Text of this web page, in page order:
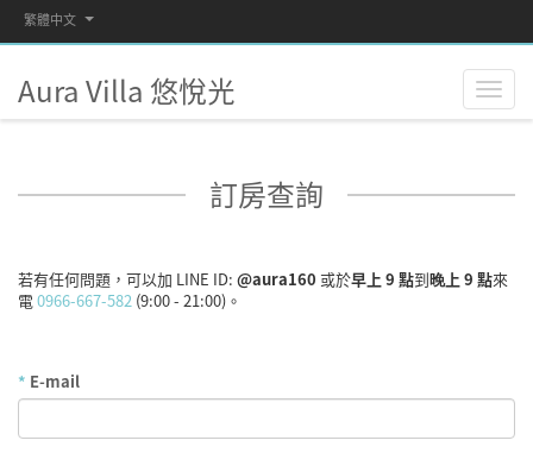
繁體中文
Aura Villa 悠悅光
訂房查詢
若有任何問題，可以加 LINE ID: @aura160 或於早上 9 點到晚上 9 點來
電0966-667-582 (9:00 - 21:00)。
* E-mail